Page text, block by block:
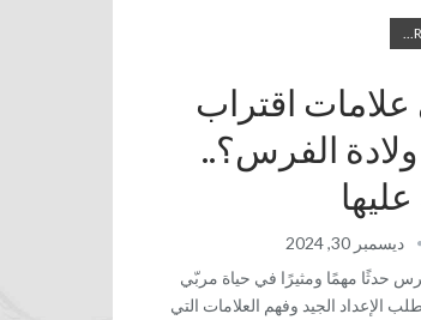
اقتراب
الفرس؟..
ديسمبر 30, 2024
حدثًا مهمًا ومثيرًا في حياة مربّي
الإعداد الجيد وفهم العلامات التي